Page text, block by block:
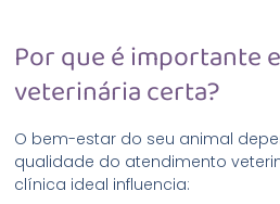
Por que é importante
veterinária certa?
O bem-estar do seu animal
qualidade do atendimento
clínica ideal influencia: